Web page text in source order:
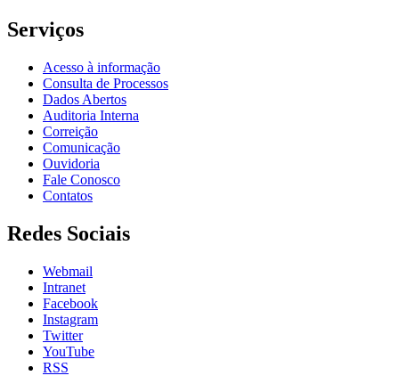
Serviços
Acesso à informação
Consulta de Processos
Dados Abertos
Auditoria Interna
Correição
Comunicação
Ouvidoria
Fale Conosco
Contatos
Redes Sociais
Webmail
Intranet
Facebook
Instagram
Twitter
YouTube
RSS